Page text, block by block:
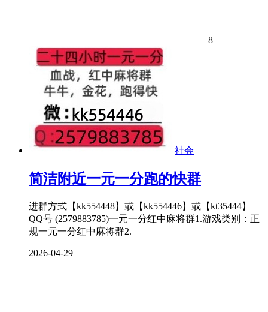
8
社会
简洁附近一元一分跑的快群
进群方式【kk554448】或【kk554446】或【kt35444】
QQ号 (2579883785)一元一分红中麻将群1.游戏类别：正
规一元一分红中麻将群2.
2026-04-29